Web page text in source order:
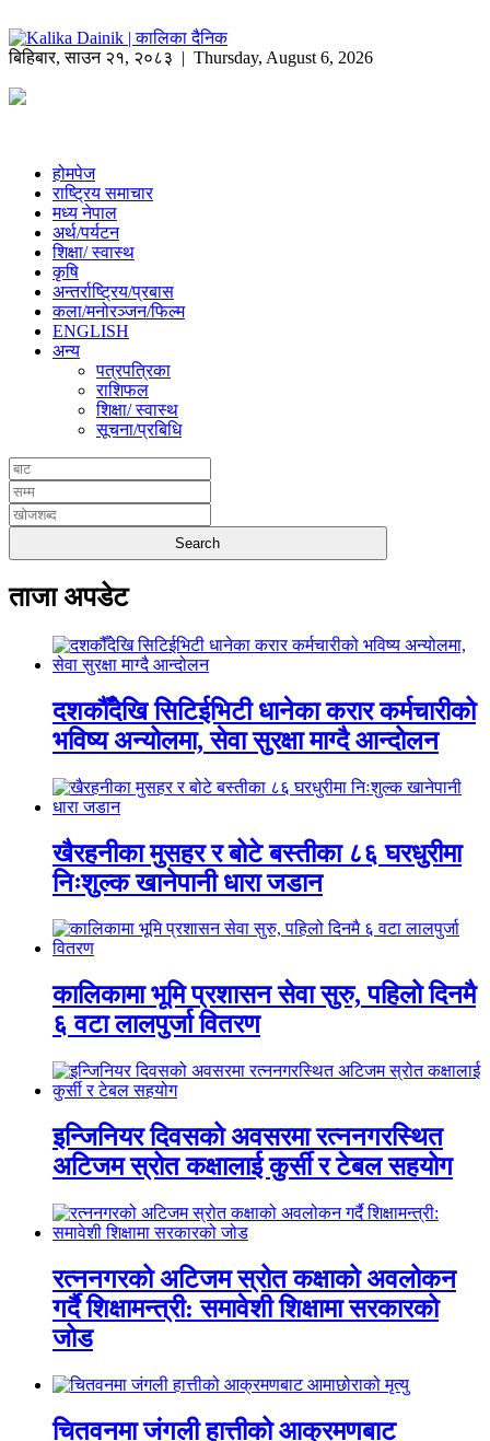
बिहिबार,साउन २१, २०८३ | Thursday, August 6, 2026
होमपेज
राष्ट्रिय समाचार
मध्य नेपाल
अर्थ/पर्यटन
शिक्षा/ स्वास्थ
कृषि
अन्तर्राष्ट्रिय/प्रबास
कला/मनोरञ्जन/फिल्म
ENGLISH
अन्य
पत्रपत्रिका
राशिफल
शिक्षा/ स्वास्थ
सूचना/प्रबिधि
ताजा अपडेट
दशकौँदेखि सिटिईभिटी धानेका करार कर्मचारीको
भविष्य अन्योलमा, सेवा सुरक्षा माग्दै आन्दोलन
खैरहनीका मुसहर र बोटे बस्तीका ८६ घरधुरीमा
निःशुल्क खानेपानी धारा जडान
कालिकामा भूमि प्रशासन सेवा सुरु, पहिलो दिनमै
६ वटा लालपुर्जा वितरण
इन्जिनियर दिवसको अवसरमा रत्ननगरस्थित
अटिजम स्रोत कक्षालाई कुर्सी र टेबल सहयोग
रत्ननगरको अटिजम स्रोत कक्षाको अवलोकन
गर्दै शिक्षामन्त्री: समावेशी शिक्षामा सरकारको
जोड
चितवनमा जंगली हात्तीको आक्रमणबाट